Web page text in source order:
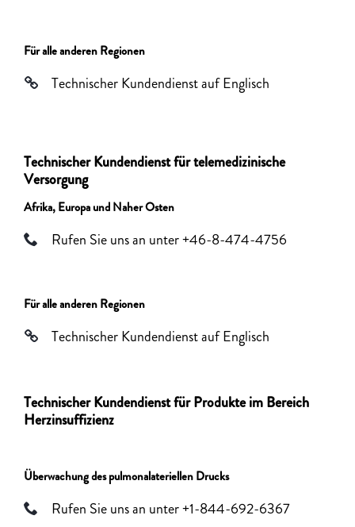
Für alle anderen Regionen
Technischer Kundendienst auf Englisch
Technischer Kundendienst für telemedizinische
Versorgung
Afrika, Europa und Naher Osten
Rufen Sie uns an unter +46-8-474-4756
Für alle anderen Regionen
Technischer Kundendienst auf Englisch
Technischer Kundendienst für Produkte im Bereich
Herzinsuffizienz
Überwachung des pulmonalateriellen Drucks
Rufen Sie uns an unter +1-844-692-6367